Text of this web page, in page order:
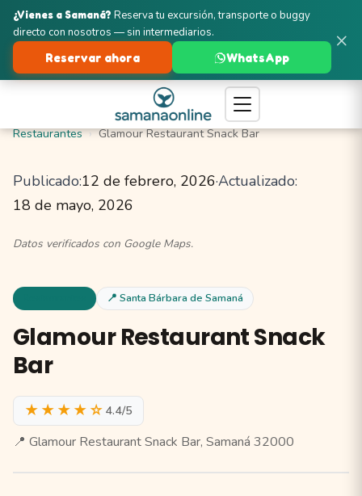
Turismo en Samaná
Santa Bárbara de Samaná
Restaurantes
Glamour Restaurant Snack Bar
Publicado:12 de febrero, 2026·Actualizado:
18 de mayo, 2026
Datos verificados con Google Maps.
📍 Santa Bárbara de Samaná
Glamour Restaurant Snack
Bar
★★★★☆ 4.4/5
📍 Glamour Restaurant Snack Bar, Samaná 32000
×
¿Vienes a Samaná? Reserva tu excursión, transporte o buggy
directo con nosotros — sin intermediarios.
Reservar ahora WhatsApp